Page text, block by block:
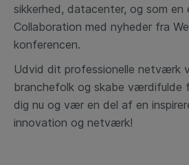
sikkerhed, datacenter, og som en
Collaboration med nyheder fra
konferencen.
Udvid dit professionelle netværk
branchefolk og skabe værdifulde
dig nu og vær en del af en
innovation og netværk!